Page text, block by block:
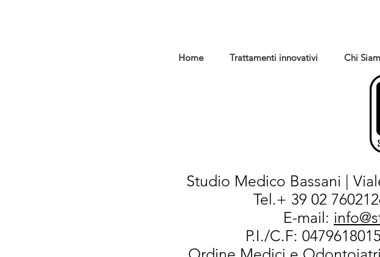
Home Trattamenti innovativi Chi
Studio Medico Bassani |
Tel.+ 39 02
E-mail:
P.I./C.F: